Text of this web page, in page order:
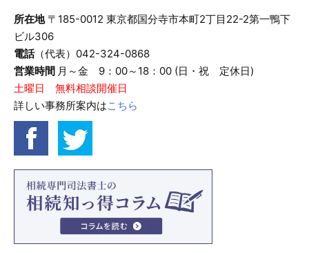
所在地〒185-0012 東京都国分寺市本町2丁目22-2第一鴨下
ビル306
電話（代表）042-324-0868
営業時間 月～金 9：00～18：00 (日・祝 定休日)
土曜日 無料相談開催日
詳しい事務所案内はこちら